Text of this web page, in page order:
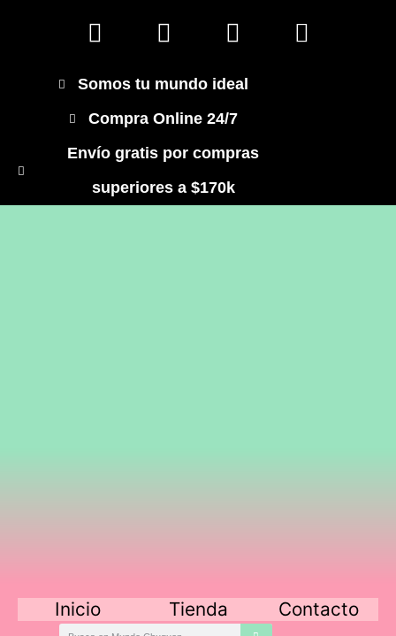
Somos tu mundo ideal
Compra Online 24/7
Envío gratis por compras
superiores a $170k
Inicio Tienda Contacto